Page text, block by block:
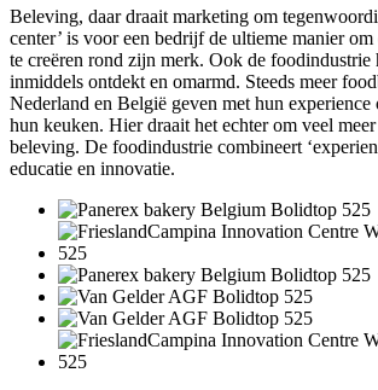
Beleving, daar draait marketing om
center’ is voor een bedrijf de ultieme manier
te creëren rond zijn merk. Ook de foodindustrie
inmiddels ontdekt en omarmd. Steeds meer
Nederland en België geven met hun
hun keuken. Hier draait het echter om veel
beleving. De foodindustrie combineert
educatie en innovatie.